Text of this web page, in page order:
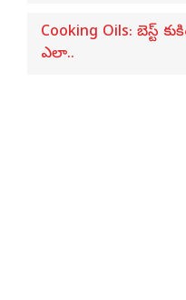
Cooking Oils: బెస్ట్
ఎలా..